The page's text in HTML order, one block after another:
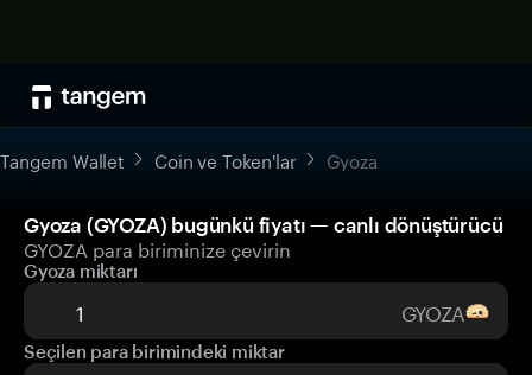
Tangem Wallet Coin ve Token'lar Gyoza
Gyoza (GYOZA) bugünkü fiyatı — canlı dönüştürücü
GYOZA para biriminize çevirin
Gyoza miktarı
GYOZA
Seçilen para birimindeki miktar